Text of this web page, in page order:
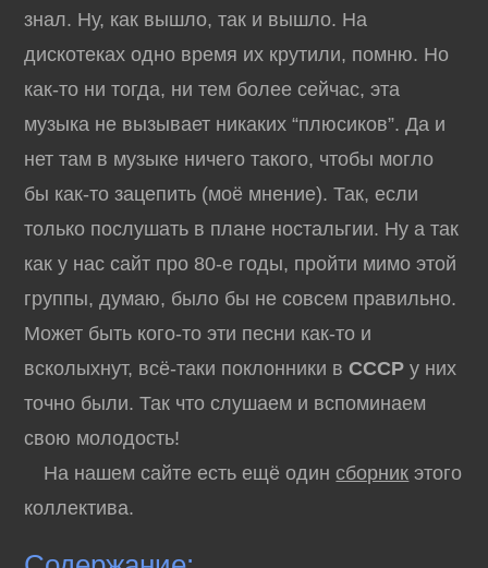
знал. Ну, как вышло, так и вышло. На
дискотеках одно время их крутили, помню. Но
как-то ни тогда, ни тем более сейчас, эта
музыка не вызывает никаких “плюсиков”. Да и
нет там в музыке ничего такого, чтобы могло
бы как-то зацепить (моё мнение). Так, если
только послушать в плане ностальгии. Ну а так
как у нас сайт про 80-е годы, пройти мимо этой
группы, думаю, было бы не совсем правильно.
Может быть кого-то эти песни как-то и
всколыхнут, всё-таки поклонники вСССР у них
точно были. Так что слушаем и вспоминаем
свою молодость!
На нашем сайте есть ещё одинсборник этого
коллектива.